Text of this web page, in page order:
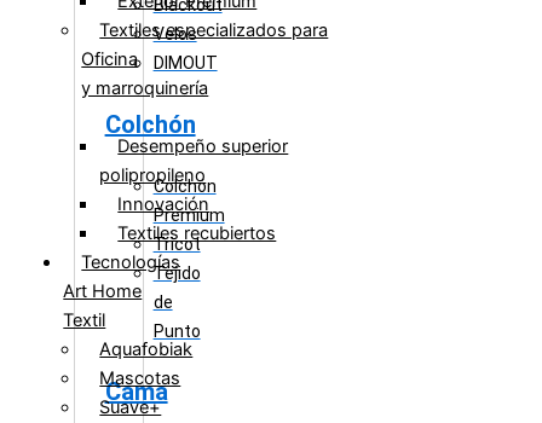
Blackout
Velos
DIMOUT
Colchón
Colchón
Premium
Tricot
Tejido
de
Punto
Cama
Textiles especializados para
Oficina
y marroquinería
Desempeño superior
polipropileno
Innovación
Textiles recubiertos
Tecnologías
Art Home
Textil
Aquafobiak
Mascotas
Suave+